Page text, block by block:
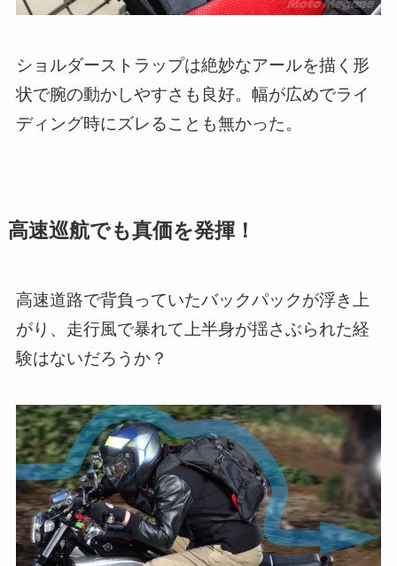
ショルダーストラップは絶妙なアールを描く形
状で腕の動かしやすさも良好。幅が広めでライ
ディング時にズレることも無かった。
高速巡航でも真価を発揮！
高速道路で背負っていたバックパックが浮き上
がり、走行風で暴れて上半身が揺さぶられた経
験はないだろうか？